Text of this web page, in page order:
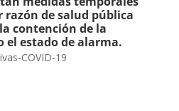
razón de salud pública
contención de la
el estado de alarma.
COVID-19